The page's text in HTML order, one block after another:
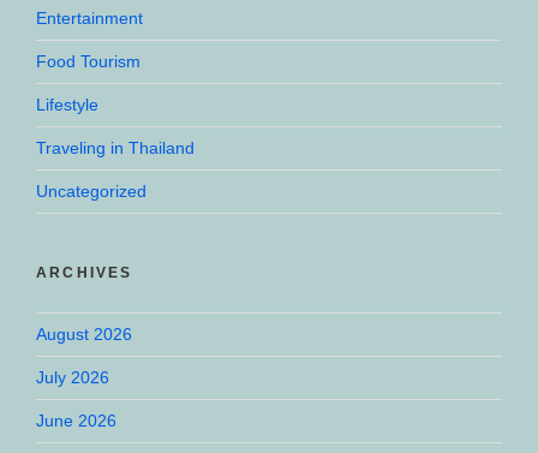
Entertainment
Food Tourism
Lifestyle
Traveling in Thailand
Uncategorized
ARCHIVES
August 2026
July 2026
June 2026